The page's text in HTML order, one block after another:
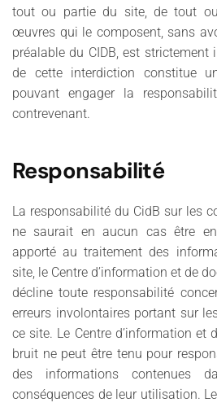
tout ou partie du site, de tout
œuvres qui le composent, sans
préalable du CIDB, est strictement
de cette interdiction constitue
pouvant engager la
contrevenant.
Responsabilité
La responsabilité du CidB sur les
ne saurait en aucun cas être
apporté au traitement des
site, le Centre d’information et de
décline toute responsabilité
erreurs involontaires portant sur
ce site. Le Centre d’information et
bruit ne peut être tenu pour
des informations contenues
conséquences de leur utilisation.